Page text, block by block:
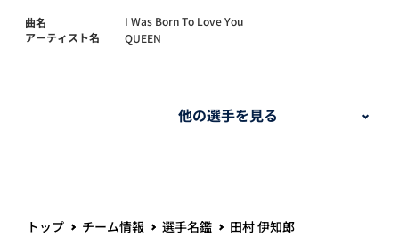
曲名
アーティスト名
I Was Born To Love You
QUEEN
トップ チーム情報 選手名鑑 田村 伊知郎